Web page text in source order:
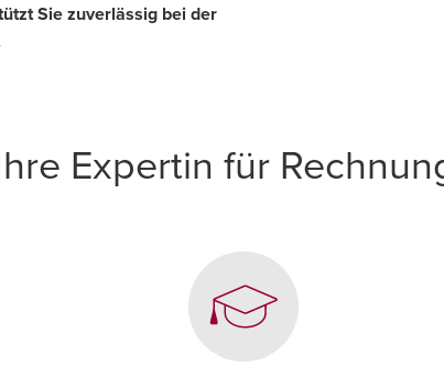
Sie zuverlässig bei der
Expertin für